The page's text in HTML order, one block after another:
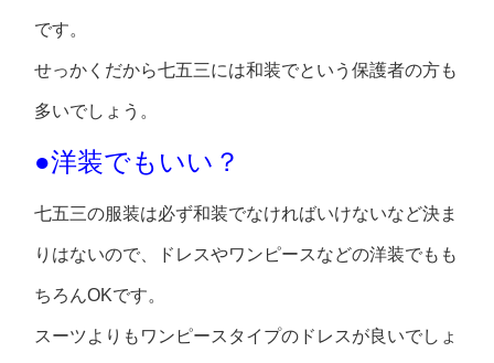
です。
せっかくだから七五三には和装でという保護者の方も
多いでしょう。
●洋装でもいい？
七五三の服装は必ず和装でなければいけないなど決ま
りはないので、ドレスやワンピースなどの洋装でもも
ちろんOKです。
スーツよりもワンピースタイプのドレスが良いでしょ